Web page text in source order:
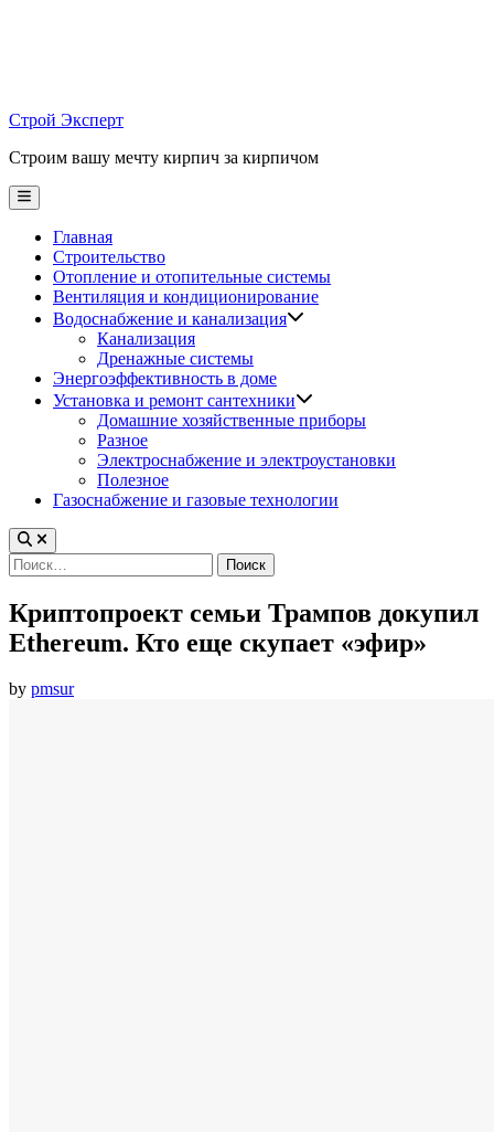
Строй Эксперт
Строим вашу мечту кирпич за кирпичом
Main
Menu
Главная
Строительство
Отопление и отопительные системы
Вентиляция и кондиционирование
Водоснабжение и канализация
Канализация
Дренажные системы
Энергоэффективность в доме
Установка и ремонт сантехники
Домашние хозяйственные приборы
Разное
Электроснабжение и электроустановки
Полезное
Газоснабжение и газовые технологии
Найти:
Криптопроект семьи Трампов докупил
Ethereum. Кто еще скупает «эфир»
by pmsur